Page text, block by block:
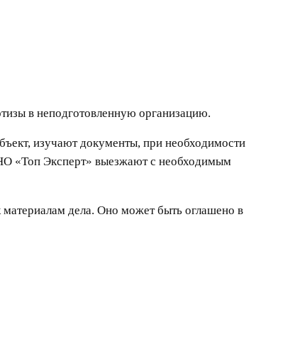
в неподготовленную организацию.
изучают документы, при необходимости
«Топ Эксперт» выезжают с необходимым
материалам дела. Оно может быть оглашено в